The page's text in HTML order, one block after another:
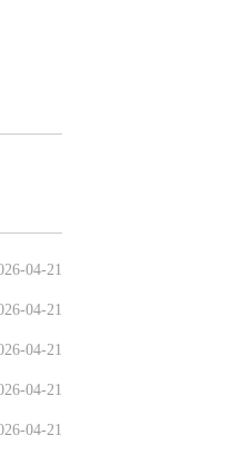
04-21
04-21
04-21
04-21
04-21